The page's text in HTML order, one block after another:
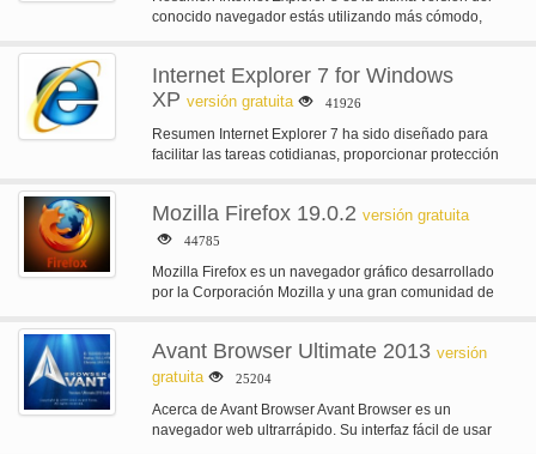
conocido navegador estás utilizando más cómodo,
Internet Explorer 7 for Windows
XP versión gratuita 41926
Resumen Internet Explorer 7 ha sido diseñado para
facilitar las tareas cotidianas, proporcionar protección
Mozilla Firefox 19.0.2 versión gratuita
44785
Mozilla Firefox es un navegador gráfico desarrollado
por la Corporación Mozilla y una gran comunidad de
Avant Browser Ultimate 2013 versión
gratuita
25204
Acerca de Avant Browser Avant Browser es un
navegador web ultrarrápido. Su interfaz fácil de usar